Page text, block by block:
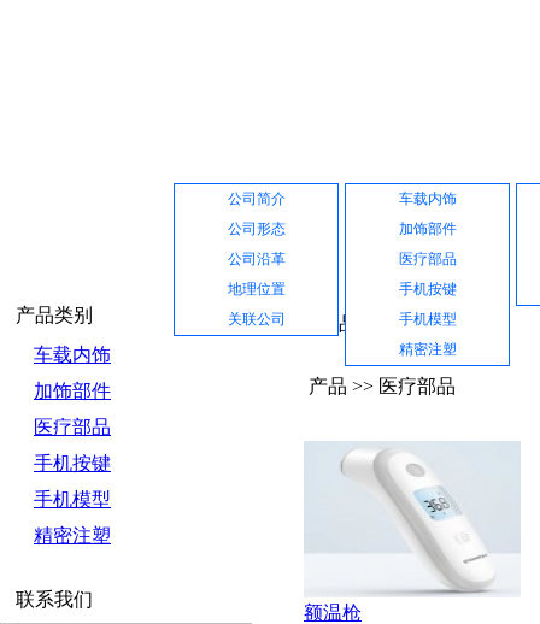
公司简介
公司形态
公司沿革
地理位置
关联公司
车载内饰
加饰部件
医疗部品
手机按键
手机模型
精密注塑
产品类别
车载内饰
加饰部件
医疗部品
手机按键
手机模型
精密注塑
联系我们
产品中心
产品 >> 医疗部品
额温枪